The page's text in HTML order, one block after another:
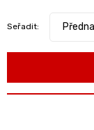
Seřadit: